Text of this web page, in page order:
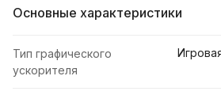
Основные характеристики
Тип графического
ускорителя